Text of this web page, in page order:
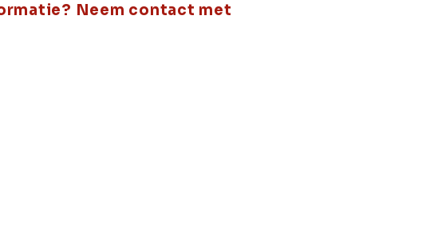
Neem contact met